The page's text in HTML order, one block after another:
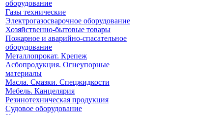
оборудование
Газы технические
Электрогазосварочное оборудование
Хозяйственно-бытовые товары
Пожарное и аварийно-спасательное
оборудование
Металлопрокат. Крепеж
Асбопродукция. Огнеупорные
материалы
Масла. Смазки. Спецжидкости
Мебель. Канцелярия
Резинотехническая продукция
Судовое оборудование